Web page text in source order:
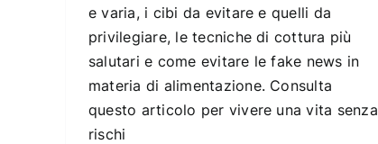
e varia, i cibi da evitare e quelli da
privilegiare, le tecniche di cottura più
salutari e come evitare le fake news in
materia di alimentazione. Consulta
questo articolo per vivere una vita senza
rischi